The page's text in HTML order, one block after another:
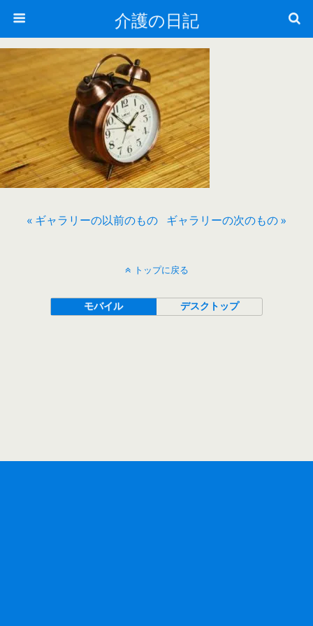
介護の日記
« ギャラリーの以前のもの ギャラリーの次のもの »
トップに戻る
モバイル デスクトップ